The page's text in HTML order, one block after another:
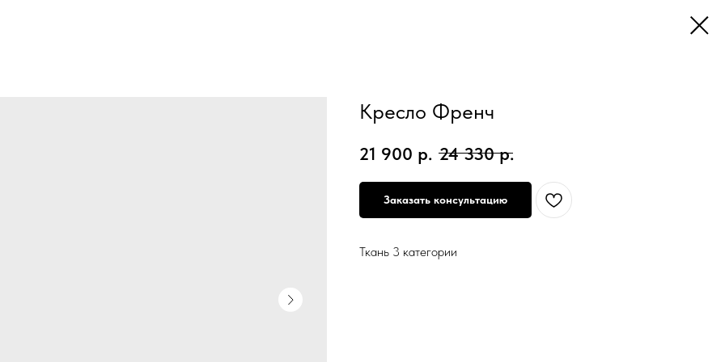
Кресло Френч
21 900 р. 24 330 р.
Заказать консультацию
Ткань 3 категории